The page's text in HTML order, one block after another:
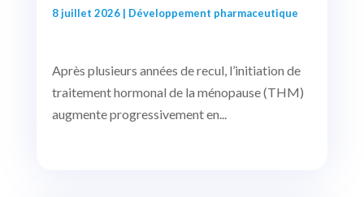
8 juillet 2026| Développement pharmaceutique
Après plusieurs années de recul, l’initiation de
traitement hormonal de la ménopause (THM)
augmente progressivement en...